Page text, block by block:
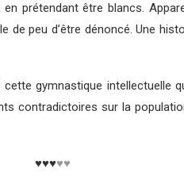
prétendant être blancs.
peu d’être dénoncé. Une
gymnastique intellectuelle
contradictoires sur la
♥♥♥♥♥